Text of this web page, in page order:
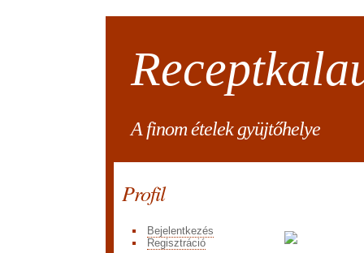
A finom ételek gyüjtőhelye
Profil
Bejelentkezés
Regisztráció